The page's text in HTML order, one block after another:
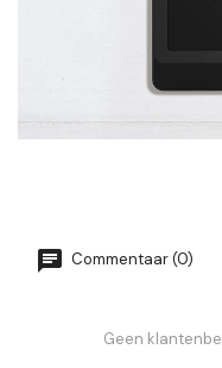
Commentaar (0)
Geen